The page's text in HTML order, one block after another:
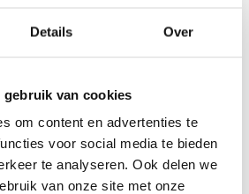
Details Over
gebruik van cookies
om content en advertenties te
voor social media te bieden
te analyseren. Ook delen we
van onze site met onze
18 mm dakhout
zwart en groen)
Dubbele deur zonder drempel -
voorzien van echt glas
188 cm